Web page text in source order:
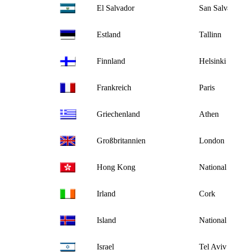
El Salvador San
Estland Tallinn
Finnland Helsinki
Frankreich Paris
Griechenland Athen
Großbritannien London
Hong Kong National
Irland Cork
Island National
Israel Tel Aviv